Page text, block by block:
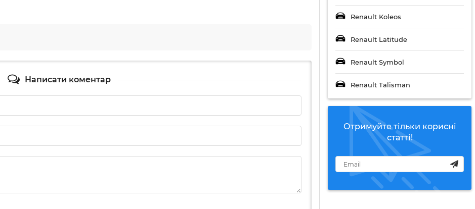
Renault Koleos
Renault Latitude
Renault Symbol
Renault Talisman
Отримуйте тільки корисні
статті!
Написати коментар